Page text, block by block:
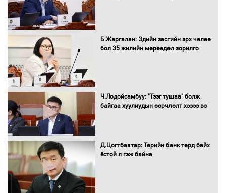
эрэгтэйчүүдийн волейболын тэмцээнд
оролцож байгаа баг тамирчдад
Автобензин, дизель түлшний онцгой
Б.Жаргалан: Эдийн засгийн эрх чөлөө
бол 35 жилийн мөрөөдөл зорилго
Ч.Лодойсамбуу: "Тээг тушаа" болж
байгаа хуулиудын өөрчлөлт хэзээ вэ
Д.Цогтбаатар: Төрийн банк төрд байх
ёстой л гэж байна